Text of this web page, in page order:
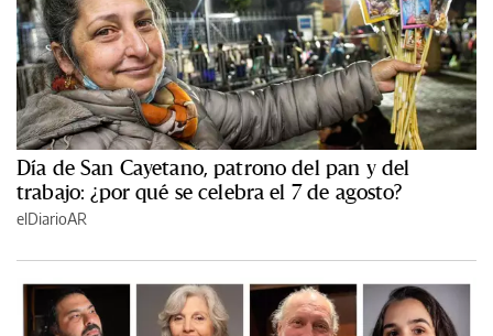
Día de San Cayetano, patrono del pan y del
trabajo: ¿por qué se celebra el 7 de agosto?
elDiarioAR